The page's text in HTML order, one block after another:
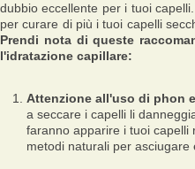
dubbio eccellente per i tuoi
per curare di più i tuoi capelli
Prendi nota di queste
l'idratazione capillare:
Attenzione all'uso di phon
a seccare i capelli li
faranno apparire i tuoi capelli
metodi naturali per asciugare